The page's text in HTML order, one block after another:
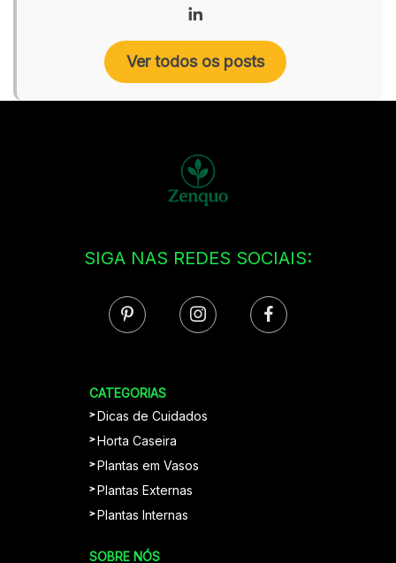
Ver todos os posts
SIGA NAS REDES SOCIAIS:
CATEGORIAS
Dicas de Cuidados
Horta Caseira
Plantas em Vasos
Plantas Externas
Plantas Internas
SOBRE NÓS